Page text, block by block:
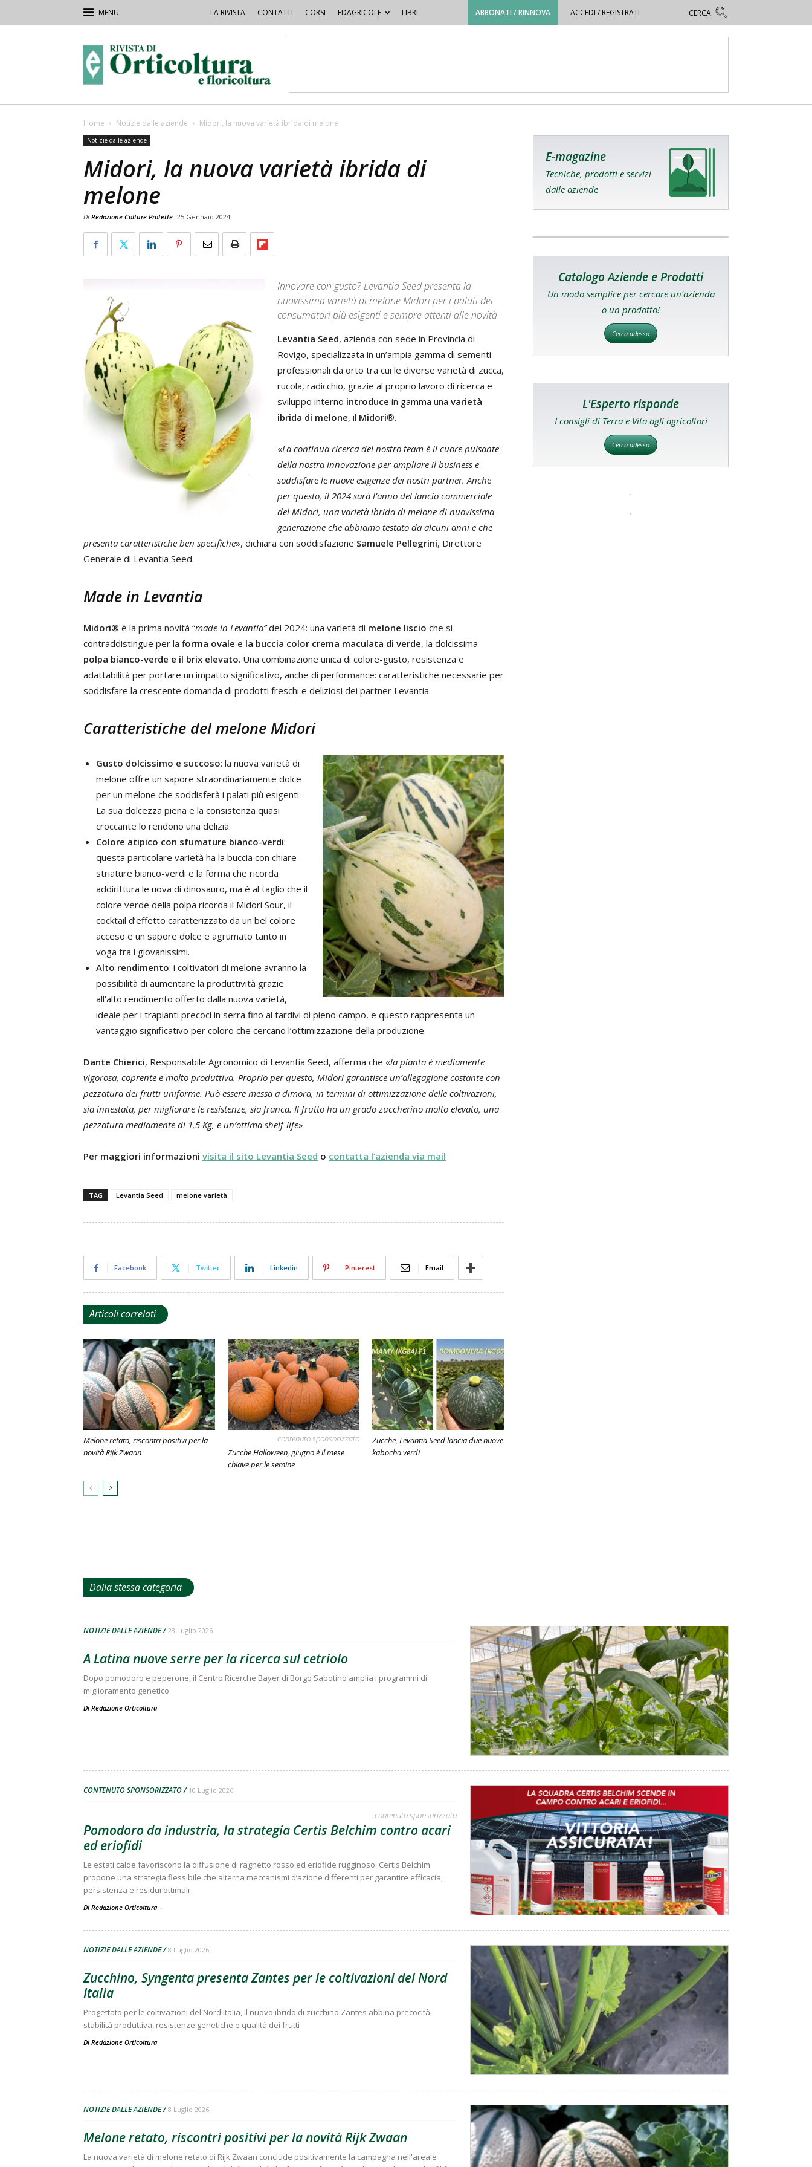
LA RIVISTA CONTATTI CORSI EDAGRICOLE LIBRI ABBONATI / RINNOVA ACCEDI / REGISTRATI
Orticoltura
Home Notizie dalle aziende Midori, la nuova varietà ibrida di melone
Notizie dalle aziende
Midori, la nuova varietà ibrida di
melone
Di Redazione Colture Protette 25 Gennaio 2024
Innovare con gusto? Levantia Seed presenta la
nuovissima varietà di melone Midori per i palati dei
consumatori più esigenti e sempre attenti alle novità
Levantia Seed, azienda con sede in Provincia di
Rovigo, specializzata in un’ampia gamma di sementi
professionali da orto tra cui le diverse varietà di zucca,
rucola, radicchio, grazie al proprio lavoro di ricerca e
sviluppo interno introduce in gamma una varietà
ibrida di melone, il Midori®.
«La continua ricerca del nostro team è il cuore pulsante
della nostra innovazione per ampliare il business e
soddisfare le nuove esigenze dei nostri partner. Anche
per questo, il 2024 sarà l’anno del lancio commerciale
del Midori, una varietà ibrida di melone di nuovissima
generazione che abbiamo testato da alcuni anni e che
presenta caratteristiche ben specifiche», dichiara con soddisfazione Samuele Pellegrini, Direttore
Generale di Levantia Seed.
Made in Levantia
Midori® è la prima novità “made in Levantia”del 2024: una varietà di melone liscio che si
contraddistingue per la forma ovale e la buccia color crema maculata di verde, la dolcissima
polpa bianco-verde e il brix elevato. Una combinazione unica di colore-gusto, resistenza e
adattabilità per portare un impatto significativo, anche di performance: caratteristiche necessarie per
soddisfare la crescente domanda di prodotti freschi e deliziosi dei partner Levantia.
Caratteristiche del melone Midori
Gusto dolcissimo e succoso: la nuova varietà di
melone offre un sapore straordinariamente dolce
per un melone che soddisferà i palati più esigenti.
La sua dolcezza piena e la consistenza quasi
croccante lo rendono una delizia.
Colore atipico con sfumature bianco-verdi:
questa particolare varietà ha la buccia con chiare
striature bianco-verdi e la forma che ricorda
addirittura le uova di dinosauro, ma è al taglio che il
colore verde della polpa ricorda il Midori Sour, il
cocktail d’effetto caratterizzato da un bel colore
acceso e un sapore dolce e agrumato tanto in
voga tra i giovanissimi.
Alto rendimento: i coltivatori di melone avranno la
possibilità di aumentare la produttività grazie
all’alto rendimento offerto dalla nuova varietà,
ideale per i trapianti precoci in serra fino ai tardivi di pieno campo, e questo rappresenta un
vantaggio significativo per coloro che cercano l’ottimizzazione della produzione.
Dante Chierici, Responsabile Agronomico di Levantia Seed, afferma che «la pianta è mediamente
vigorosa, coprente e molto produttiva. Proprio per questo, Midori garantisce un’allegagione costante con
pezzatura dei frutti uniforme. Può essere messa a dimora, in termini di ottimizzazione delle coltivazioni,
sia innestata, per migliorare le resistenze, sia franca. Il frutto ha un grado zuccherino molto elevato, una
pezzatura mediamente di 1,5 Kg, e un’ottima shelf-life».
Per maggiori informazioni visita il sito Levantia Seed o contatta l’azienda via mail
TAG Levantia Seed melone varietà
Facebook Twitter Linkedin Pinterest Email
Articoli correlati
Melone retato, riscontri positivi per la
novità Rijk Zwaan
contenuto sponsorizzato
Zucche Halloween, giugno è il mese
chiave per le semine
Zucche, Levantia Seed lancia due nuove
kabocha verdi
E-magazine
Tecniche, prodotti e servizi
dalle aziende
Catalogo Aziende e Prodotti
Un modo semplice per cercare un'azienda
o un prodotto!
Cerca adesso
L'Esperto risponde
I consigli di Terra e Vita agli agricoltori
Cerca adesso
Dalla stessa categoria
NOTIZIE DALLE AZIENDE 23 Luglio 2026
A Latina nuove serre per la ricerca sul cetriolo
Dopo pomodoro e peperone, il Centro Ricerche Bayer di Borgo Sabotino amplia i programmi di
miglioramento genetico
Di Redazione Orticoltura
CONTENUTO SPONSORIZZATO 10 Luglio 2026
contenuto sponsorizzato
Pomodoro da industria, la strategia Certis Belchim contro acari
ed eriofidi
Le estati calde favoriscono la diffusione di ragnetto rosso ed eriofide rugginoso. Certis Belchim
propone una strategia flessibile che alterna meccanismi d’azione differenti per garantire efficacia,
persistenza e residui ottimali
Di Redazione Orticoltura -
NOTIZIE DALLE AZIENDE 8 Luglio 2026
Zucchino, Syngenta presenta Zantes per le coltivazioni del Nord
Italia
Progettato per le coltivazioni del Nord Italia, il nuovo ibrido di zucchino Zantes abbina precocità,
stabilità produttiva, resistenze genetiche e qualità dei frutti
Di Redazione Orticoltura
NOTIZIE DALLE AZIENDE 8 Luglio 2026
Melone retato, riscontri positivi per la novità Rijk Zwaan
La nuova varietà di melone retato di Rijk Zwaan conclude positivamente la campagna nell'areale